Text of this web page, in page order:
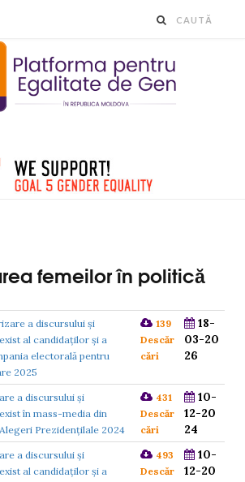
femeilor în politică
a discursului și
al candidaților şi a
electorală pentru
2025
139
Descăr
cări
18-
03-20
26
a discursului și
în mass-media din
Prezidențilale 2024
431
Descăr
cări
10-
12-20
24
a discursului și
al candidaților și a
493
Descăr
10-
12-20